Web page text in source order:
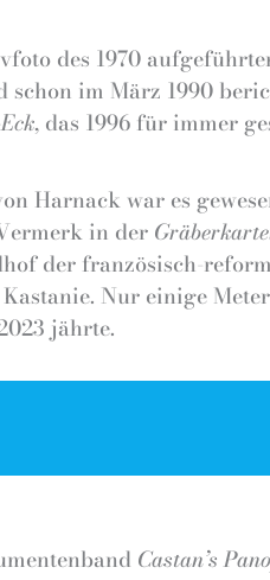
des 1970
schon im März 1990
, das 1996 für immer
Harnack war es
in der
der französisch-
Nur einige
jährte.
Castan’s